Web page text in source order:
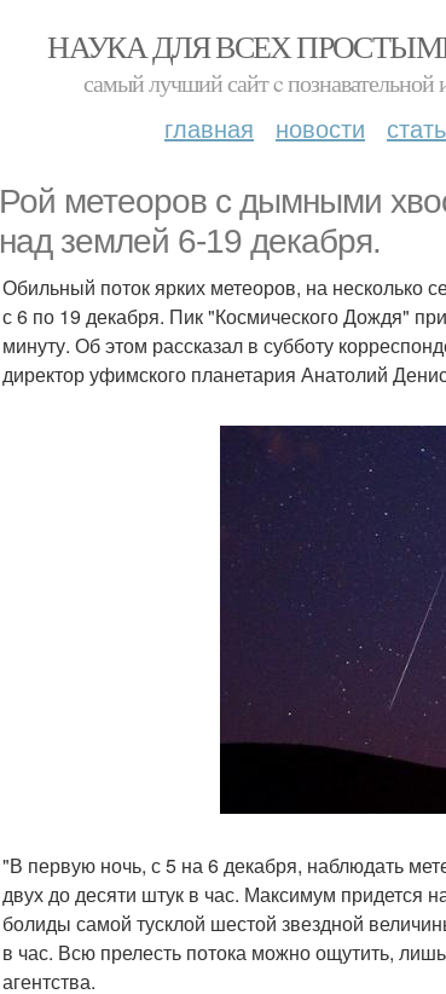
НАУКА ДЛЯ ВСЕХ
самый лучший сайт c
главная новости
Рой метеоров с дымными
над землей 6-19 декабря.
Обильный поток ярких метеоров, на несколько
с 6 по 19 декабря. Пик "Космического Дождя"
минуту. Об этом рассказал в субботу
директор уфимского планетария Анатолий
"В первую ночь, с 5 на 6 декабря, наблюдать
двух до десяти штук в час. Максимум придется
болиды самой тусклой шестой звездной
в час. Всю прелесть потока можно ощутить,
агентства.